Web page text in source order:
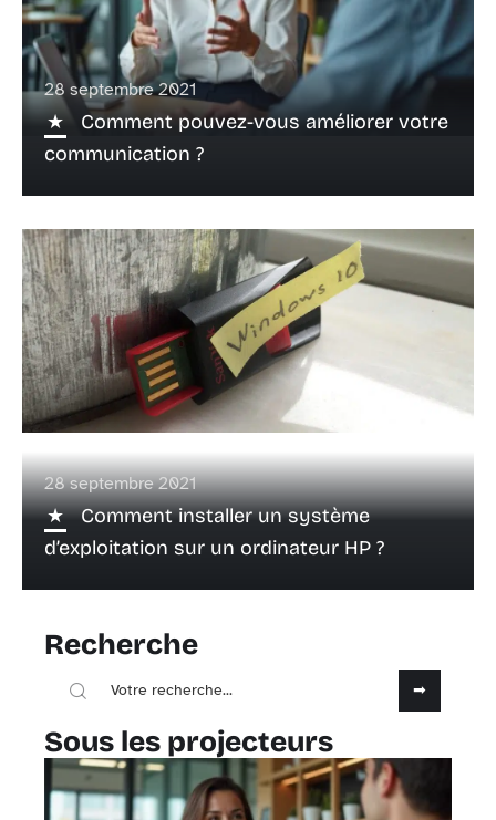
28 septembre 2021
Comment pouvez-vous améliorer votre
communication ?
28 septembre 2021
Comment installer un système
d’exploitation sur un ordinateur HP ?
Recherche
Sous les projecteurs